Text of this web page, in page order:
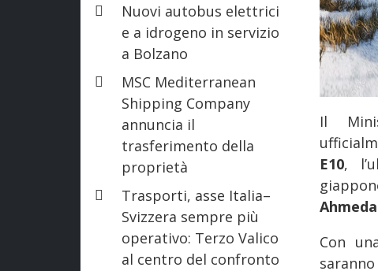
Nuovi autobus elettrici
e a idrogeno in servizio
a Bolzano
MSC Mediterranean
Shipping Company
annuncia il
trasferimento della
proprietà
Trasporti, asse Italia–
Svizzera sempre più
operativo: Terzo Valico
al centro del confronto
Il
E10,
Con